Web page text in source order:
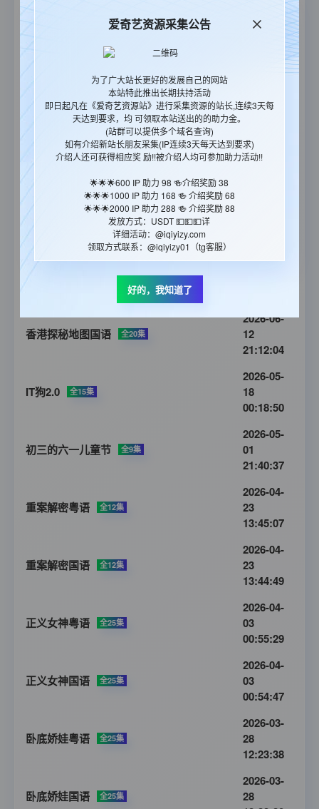
开庭
2026-06-
飞常日志2粤语 全10集
26
飞常日志2国语 全10集
2026-06-
26
全20集
2026-06-
香港探秘地图国语 全20集
2026-06-
12
21:12:04
IT狗2.0 全15集
2026-05-
18
00:18:50
初三的六一儿童节 全9集
2026-05-
01
21:40:37
重案解密粤语 全12集
2026-04-
23
13:45:07
重案解密国语 全12集
2026-04-
23
13:44:49
正义女神粤语 全25集
2026-04-
03
00:55:29
正义女神国语 全25集
2026-04-
03
00:54:47
卧底娇娃粤语 全25集
2026-03-
28
12:23:38
卧底娇娃国语 全25集
2026-03-
28
爱奇艺资源采集公告
为了广大站长更好的发展自己的网站
本站特此推出长期扶持活动
即日起凡在《爱奇艺资源站》进行采集资源的站长,连续3天每
天达到要求，均 可领取本站送出的的助力金。
(站群可以提供多个域名查询)
如有介绍新站长朋友采集(IP连续3天每天达到要求)
介绍人还可获得相应奖 励!!被介绍人均可参加助力活动!!
🌟🌟🌟600 IP 助力 98 🍻介绍奖励 38
🌟🌟🌟1000 IP 助力 168 🍻 介绍奖励 68
🌟🌟🌟2000 IP 助力 288 🍻 介绍奖励 88
发放方式：USDT 💵💵💵详
详细活动：@iqiyizy.com
领取方式联系：@iqiyizy01（tg客服）
好的，我知道了